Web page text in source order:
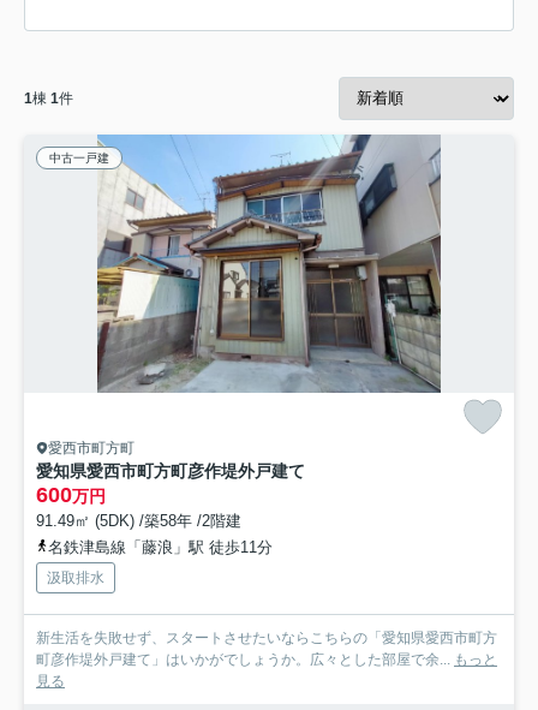
1棟 1件
中古一戸建
愛西市町方町
愛知県愛西市町方町彦作堤外戸建て
600万円
91.49㎡ (5DK) /築58年 /2階建
名鉄津島線「藤浪」駅 徒歩11分
汲取排水
新生活を失敗せず、スタートさせたいならこちらの「愛知県愛西市町方
町彦作堤外戸建て」はいかがでしょうか。広々とした部屋で余... もっと
見る